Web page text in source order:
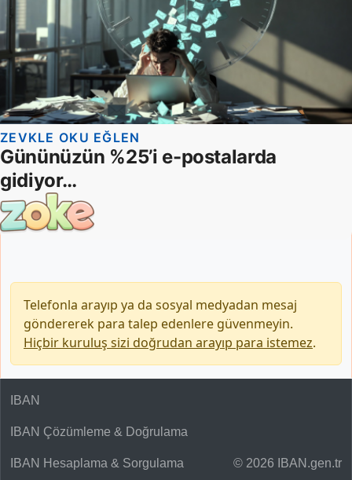
Telefonla arayıp ya da sosyal medyadan mesaj
göndererek para talep edenlere güvenmeyin.
Hiçbir kuruluş sizi doğrudan arayıp para istemez.
© 2026 IBAN.gen.tr
IBAN
IBAN Çözümleme & Doğrulama
IBAN Hesaplama & Sorgulama